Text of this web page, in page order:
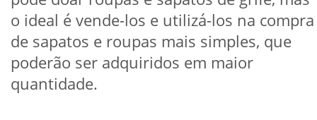
o ideal é vende-los e utilizá-los na compra
de sapatos e roupas mais simples, que
poderão ser adquiridos em maior
quantidade.